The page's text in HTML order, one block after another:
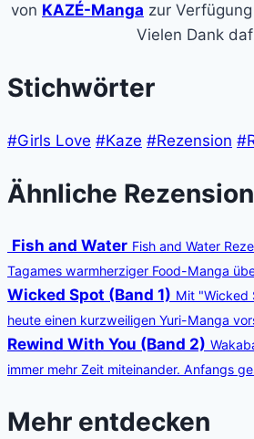
von KAZÉ-Manga zur
Vielen Dank
Stichwörter
#Girls Love #Kaze #Rezension
Ähnliche
Fish and Water Fish and Water
Tagames warmherziger Food-Manga
Wicked Spot (Band 1) Mit "Wicked
heute einen kurzweiligen Yuri-Manga
Rewind With You (Band 2)
immer mehr Zeit miteinander. Anfangs
Mehr entdecken